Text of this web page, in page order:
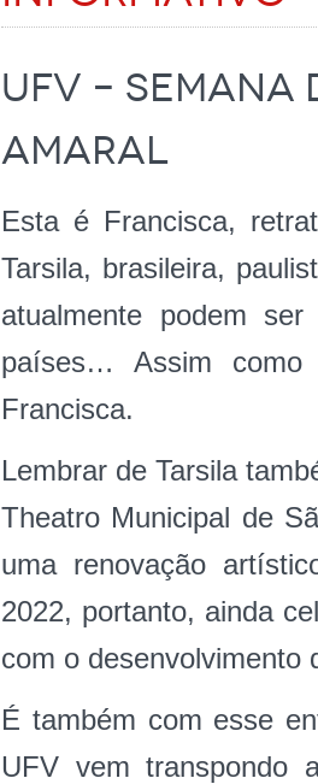
UFV –
Amaral
Esta é Francisca,
Tarsila, brasileira,
atualmente podem
países… Assim como
Francisca.
Lembrar de Tarsila
Theatro Municipal de
uma renovação
2022, portanto, ainda
com o desenvolvimento
É também com esse
UFV vem transpondo